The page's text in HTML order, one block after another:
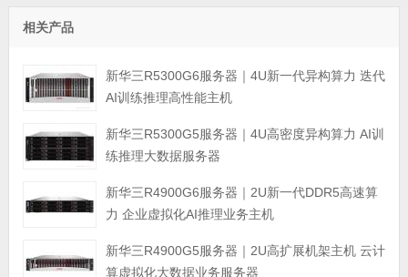
相关产品
新华三R5300G6服务器｜4U新一代异构算力 迭代
AI训练推理高性能主机
新华三R5300G5服务器｜4U高密度异构算力 AI训
练推理大数据服务器
新华三R4900G6服务器｜2U新一代DDR5高速算
力 企业虚拟化AI推理业务主机
新华三R4900G5服务器｜2U高扩展机架主机 云计
算虚拟化大数据业务服务器